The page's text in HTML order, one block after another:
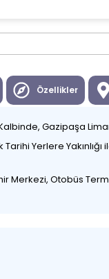
Özellikler
Gazipaşa
Yerlere Yakınlığı
Merkezi, Otobüs